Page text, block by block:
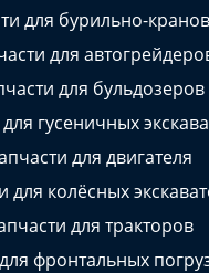
для бурильно-
для
для бульдозеров
гусеничных
для двигателя
для колёсных
для тракторов
фронтальных